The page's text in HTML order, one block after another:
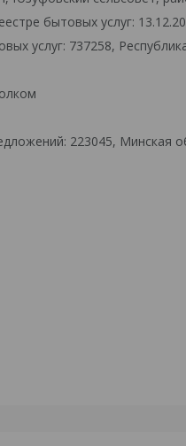
бытовых услуг:
услуг: 737258,
223045, Минская